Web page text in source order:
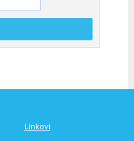
Linkovi